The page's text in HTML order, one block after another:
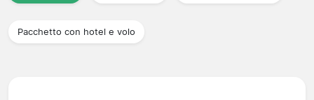
Pacchetto con hotel e volo